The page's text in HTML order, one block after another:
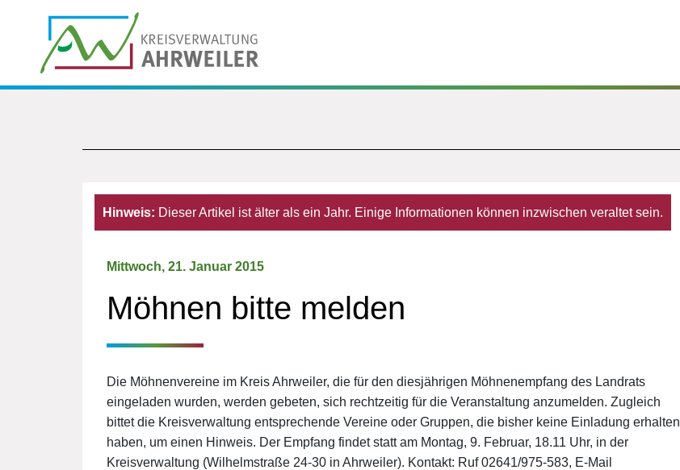
Hinweis: Dieser Artikel ist älter als ein Jahr. Einige Informationen können inzwischen veraltet sein.
Mittwoch, 21. Januar 2015
Möhnen bitte melden
Die Möhnenvereine im Kreis Ahrweiler, die für den diesjährigen Möhnenempfang des Landrats
eingeladen wurden, werden gebeten, sich rechtzeitig für die Veranstaltung anzumelden. Zugleich
bittet die Kreisverwaltung entsprechende Vereine oder Gruppen, die bisher keine Einladung erhalten
haben, um einen Hinweis. Der Empfang findet statt am Montag, 9. Februar, 18.11 Uhr, in der
Kreisverwaltung (Wilhelmstraße 24-30 in Ahrweiler). Kontakt: Ruf 02641/975-583, E-Mail